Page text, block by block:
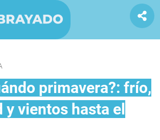
primavera?: frío,
y vientos hasta el